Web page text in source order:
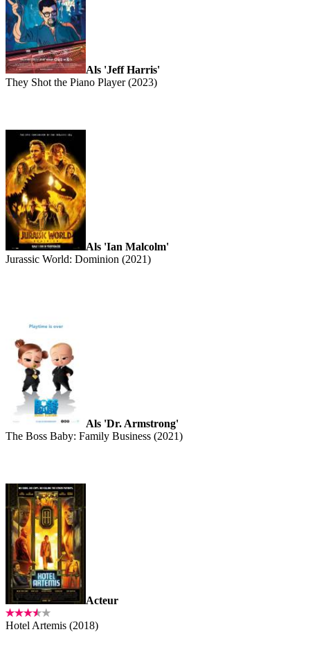
Als 'Jeff Harris'
They Shot the Piano Player (2023)
Als 'Ian Malcolm'
Jurassic World: Dominion (2021)
Als 'Dr. Armstrong'
The Boss Baby: Family Business (2021)
Acteur
Hotel Artemis (2018)